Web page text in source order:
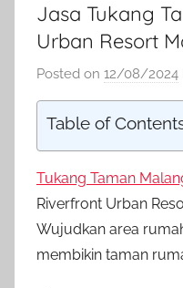
Jasa Tukang
Urban Resort
Posted on 12/08/2024
Table of
Tukang Taman
Riverfront Urban
Wujudkan area
membikin taman